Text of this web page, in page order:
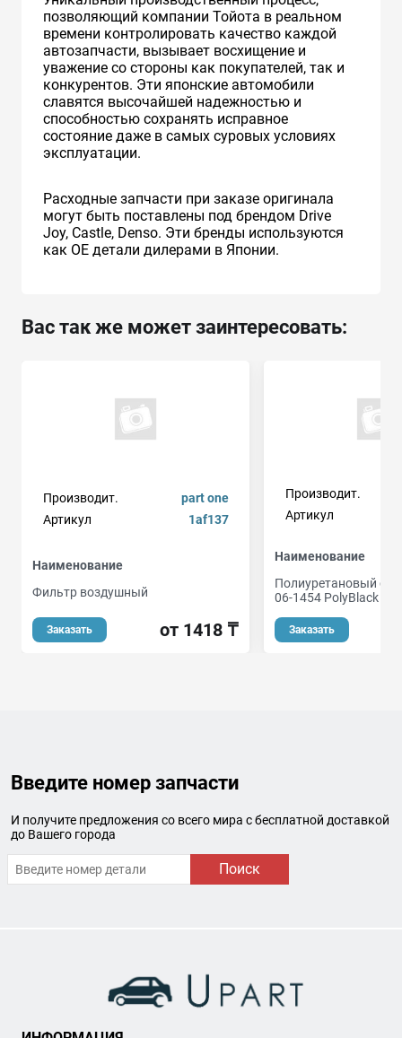
позволяющий компании Тойота в реальном
времени контролировать качество каждой
автозапчасти, вызывает восхищение и
уважение со стороны как покупателей, так и
конкурентов. Эти японские автомобили
славятся высочайшей надежностью и
способностью сохранять исправное
состояние даже в самых суровых условиях
эксплуатации.
Расходные запчасти при заказе оригинала
могут быть поставлены под брендом Drive
Joy, Castle, Denso. Эти бренды используются
как ОЕ детали дилерами в Японии.
Вас так же может заинтересовать:
Производит.
part one
Артикул
1af137
Наименование
Фильтр воздушный
Заказать от 1418 ₸
Производит.
Артикул
Наименование
Полиуретановый
06-1454 PolyBlack
Заказать
Введите номер запчасти
И получите предложения со всего мира с бесплатной доставкой
до Вашего города
Поиск